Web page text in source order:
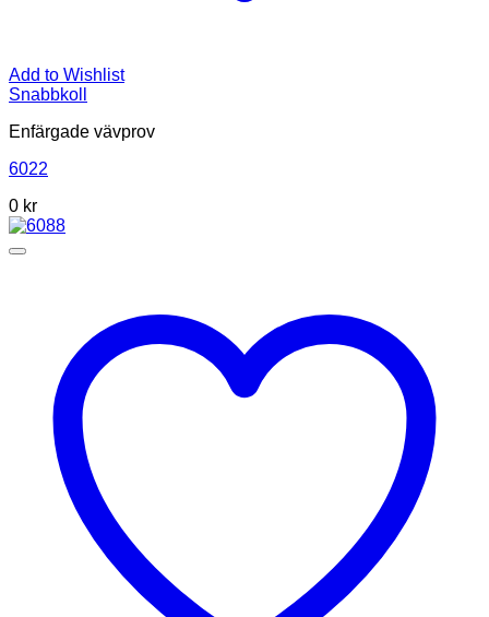
Add to Wishlist
Snabbkoll
Enfärgade vävprov
6022
0 kr